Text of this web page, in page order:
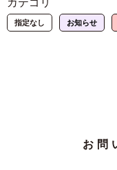
カテゴリ
指定なし お知らせ
お問